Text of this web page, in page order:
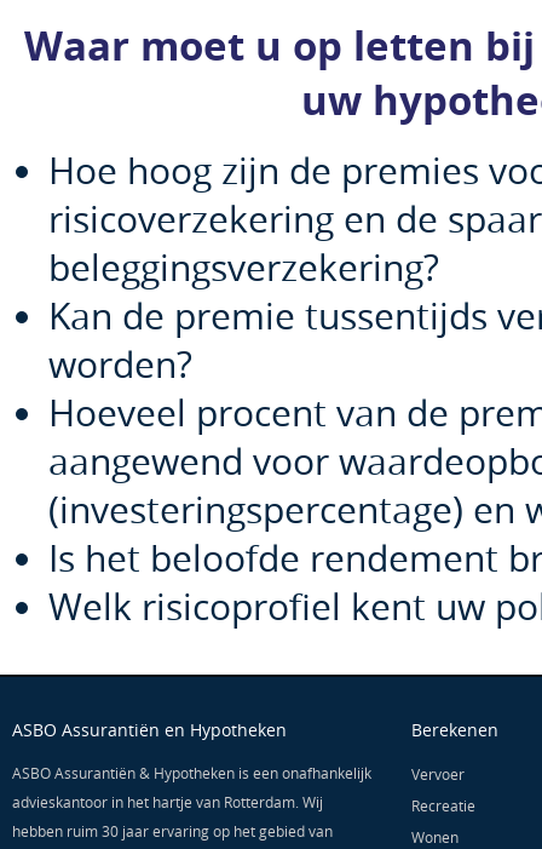
Waar moet u op letten
uw
Hoe hoog zijn de premies
risicoverzekering en de
beleggingsverzekering?
Kan de premie tussentijds
worden?
Hoeveel procent van de
aangewend voor
(investeringspercentage) en
Is het beloofde rendement
Welk risicoprofiel kent uw
ASBO Assurantiën en Hypotheken
ASBO Assurantiën & Hypotheken is een onafhankelijk
advieskantoor in het hartje van Rotterdam. Wij
hebben ruim 30 jaar ervaring op het gebied van
Berekenen
Vervoer
Recreatie
Wonen